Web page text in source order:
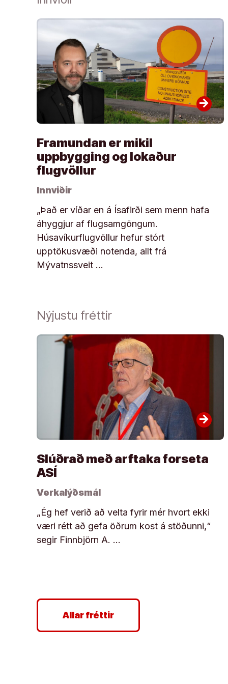
arrow_forward
Framundan er mikil
uppbygging og lokaður
flugvöllur
Innviðir
„Það er víðar en á Ísafirði sem menn hafa
áhyggjur af flugsamgöngum.
Húsavíkurflugvöllur hefur stórt
upptökusvæði notenda, allt frá
Mývatnssveit …
Nýjustu fréttir
arrow_forward
Slúðrað með arftaka forseta
ASÍ
Verkalýðsmál
„Ég hef verið að velta fyrir mér hvort ekki
væri rétt að gefa öðrum kost á stöðunni,“
segir Finnbjörn A. …
Allar fréttir